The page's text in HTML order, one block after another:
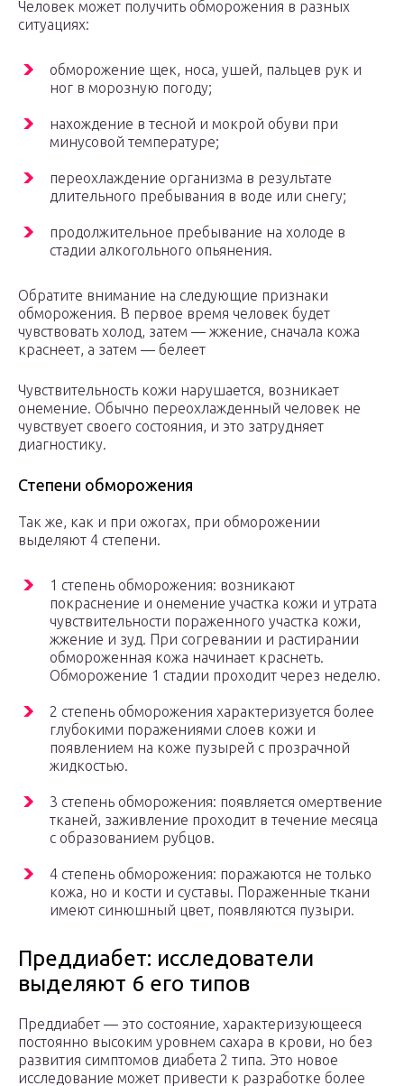
Человек может получить обморожения в разных
ситуациях:
обморожение щек, носа, ушей, пальцев рук и
ног в морозную погоду;
нахождение в тесной и мокрой обуви при
минусовой температуре;
переохлаждение организма в результате
длительного пребывания в воде или снегу;
продолжительное пребывание на холоде в
стадии алкогольного опьянения.
Обратите внимание на следующие признаки
обморожения. В первое время человек будет
чувствовать холод, затем — жжение, сначала кожа
краснеет, а затем — белеет
Чувствительность кожи нарушается, возникает
онемение. Обычно переохлажденный человек не
чувствует своего состояния, и это затрудняет
диагностику.
Степени обморожения
Так же, как и при ожогах, при обморожении
выделяют 4 степени.
1 степень обморожения: возникают
покраснение и онемение участка кожи и утрата
чувствительности пораженного участка кожи,
жжение и зуд. При согревании и растирании
обмороженная кожа начинает краснеть.
Обморожение 1 стадии проходит через неделю.
2 степень обморожения характеризуется более
глубокими поражениями слоев кожи и
появлением на коже пузырей с прозрачной
жидкостью.
3 степень обморожения: появляется омертвение
тканей, заживление проходит в течение месяца
с образованием рубцов.
4 степень обморожения: поражаются не только
кожа, но и кости и суставы. Пораженные ткани
имеют синюшный цвет, появляются пузыри.
Преддиабет: исследователи
выделяют 6 его типов
Преддиабет — это состояние, характеризующееся
постоянно высоким уровнем сахара в крови, но без
развития симптомов диабета 2 типа. Это новое
исследование может привести к разработке более